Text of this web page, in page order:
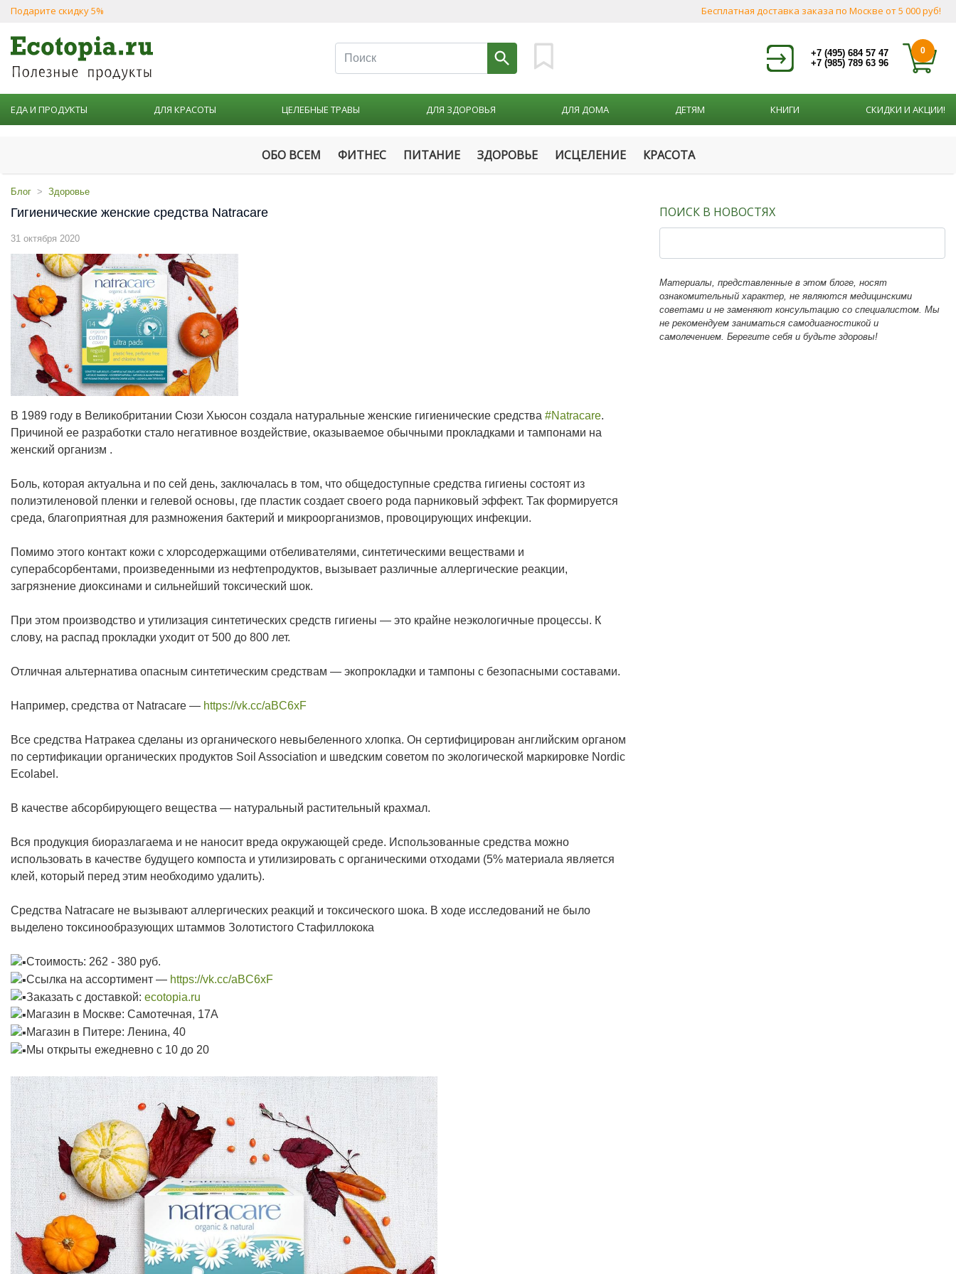
Подарите скидку 5% Бесплатная доставка заказа по Москве от 5 000 руб!
+7 (495) 684 57 47
+7 (985) 789 63 96
0
ЕДА И ПРОДУКТЫ ДЛЯ КРАСОТЫ ЦЕЛЕБНЫЕ ТРАВЫ ДЛЯ ЗДОРОВЬЯ ДЛЯ ДОМА ДЕТЯМ КНИГИ СКИДКИ И АКЦИИ!
ОБО ВСЕМ ФИТНЕС ПИТАНИЕ ЗДОРОВЬЕ ИСЦЕЛЕНИЕ КРАСОТА
Блог Здоровье
Гигиенические женские средства Natracare
31 октября 2020
В 1989 году в Великобритании Сюзи Хьюсон создала натуральные женские гигиенические средства #Natracare.
Причиной ее разработки стало негативное воздействие, оказываемое обычными прокладками и тампонами на
женский организм .
Боль, которая актуальна и по сей день, заключалась в том, что общедоступные средства гигиены состоят из
полиэтиленовой пленки и гелевой основы, где пластик создает своего рода парниковый эффект. Так формируется
среда, благоприятная для размножения бактерий и микроорганизмов, провоцирующих инфекции.
Помимо этого контакт кожи с хлорсодержащими отбеливателями, синтетическими веществами и
суперабсорбентами, произведенными из нефтепродуктов, вызывает различные аллергические реакции,
загрязнение диоксинами и сильнейший токсический шок.
При этом производство и утилизация синтетических средств гигиены — это крайне неэкологичные процессы. К
слову, на распад прокладки уходит от 500 до 800 лет.
Отличная альтернатива опасным синтетическим средствам — экопрокладки и тампоны с безопасными составами.
Например, средства от Natracare — https://vk.cc/aBC6xF
Все средства Натракеа сделаны из органического невыбеленного хлопка. Он сертифицирован английским органом
по сертификации органических продуктов Soil Association и шведским советом по экологической маркировке Nordic
Ecolabel.
В качестве абсорбирующего вещества — натуральный растительный крахмал.
Вся продукция биоразлагаема и не наносит вреда окружающей среде. Использованные средства можно
использовать в качестве будущего компоста и утилизировать с органическими отходами (5% материала является
клей, который перед этим необходимо удалить).
Средства Natracare не вызывают аллергических реакций и токсического шока. В ходе исследований не было
выделено токсинообразующих штаммов Золотистого Стафиллокока
Стоимость: 262 - 380 руб.
Ссылка на ассортимент — https://vk.cc/aBC6xF
Заказать с доставкой: ecotopia.ru
Магазин в Москве: Самотечная, 17А
Магазин в Питере: Ленина, 40
Мы открыты ежедневно с 10 до 20
ПОИСК В НОВОСТЯХ
Материалы, представленные в этом блоге, носят
ознакомительный характер, не являются медицинскими
советами и не заменяют консультацию со специалистом. Мы
не рекомендуем заниматься самодиагностикой и
самолечением. Берегите себя и будьте здоровы!